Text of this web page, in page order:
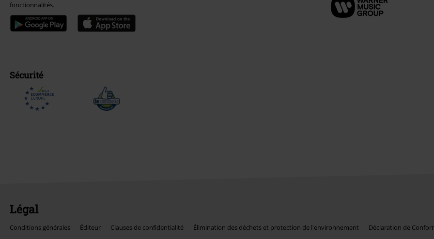
fonctionnalités.
Sécurité
Légal
Conditions générales Éditeur Clauses de confidentialité Élimination des déchets et protection de l'environnement Déclaration de